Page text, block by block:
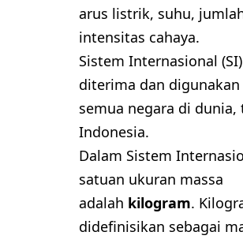
arus listrik, suhu,
intensitas cahaya.
Sistem Internasional
diterima dan
semua negara di dunia,
Indonesia.
Dalam Sistem
satuan ukuran massa
adalah kilogram.
didefinisikan sebagai